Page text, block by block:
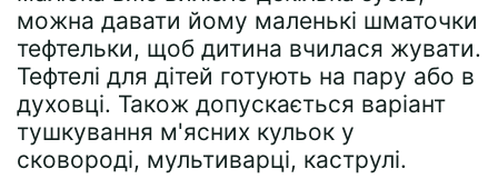
можна давати йому маленькі шматочки
тефтельки, щоб дитина вчилася жувати.
Тефтелі для дітей готують на пару або в
духовці. Також допускається варіант
тушкування м'ясних кульок у
сковороді, мультиварці, каструлі.